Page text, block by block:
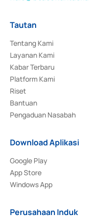
Tautan
Tentang Kami
Layanan Kami
Kabar Terbaru
Platform Kami
Riset
Bantuan
Pengaduan Nasabah
Download Aplikasi
Google Play
App Store
Windows App
Perusahaan Induk